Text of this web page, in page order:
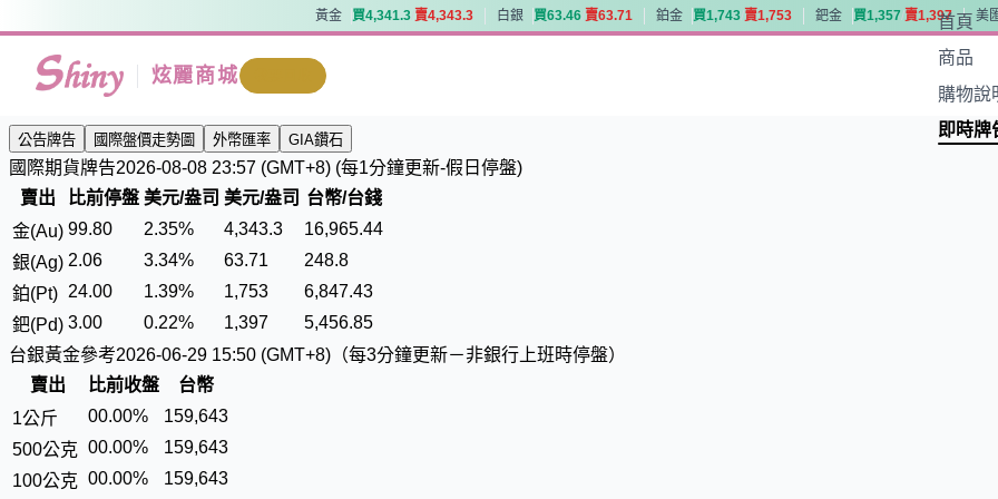
黃金 買4,341.3 賣4,343.3 白銀 買63.46 賣63.71 鉑金 買1,743 賣1,753 鈀金 買1,357 賣1,397
美
7
炫麗商城
首頁
商品
購物說
即時牌
公告牌告 國際盤價走勢圖 外幣匯率 GIA鑽石
國際期貨牌告2026-08-08 23:57 (GMT+8) (每1分鐘更新-假日停盤)
賣出
比前停盤 美元/盎司 美元/盎司 台幣/台錢
金(Au) 99.80 2.35% 4,343.3 16,965.44
銀(Ag) 2.06 3.34% 63.71 248.8
鉑(Pt) 24.00 1.39% 1,753 6,847.43
鈀(Pd) 3.00 0.22% 1,397 5,456.85
台銀黃金參考2026-06-29 15:50 (GMT+8)（每3分鐘更新－非銀行上班時停盤）
賣出
比前收盤
台幣
1公斤
00.00% 159,643
500公克 00.00% 159,643
100公克 00.00% 159,643